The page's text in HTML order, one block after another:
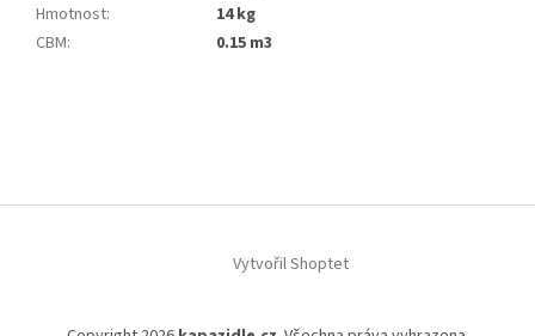
Hmotnost:
14 kg
CBM: 0.15 m3
Vytvořil Shoptet